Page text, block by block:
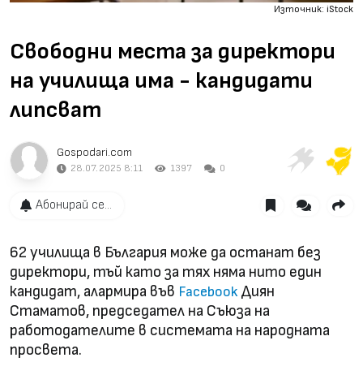
Източник: iStock
Свободни места за директори
на училища има - кандидати
липсват
Gospodari.com
28.07.2025 8:11 1397 0
Абонирай се...
62 училища в България може да останат без
директори, тъй като за тях няма нито един
кандидат, алармира във Facebook Диян
Стаматов, председател на Съюза на
работодателите в системата на народната
просвета.